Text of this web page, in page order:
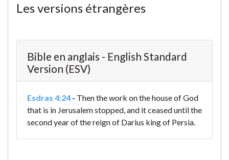
Les versions étrangères
Bible en anglais - English Standard
Version (ESV)
Esdras 4:24 - Then the work on the house of God
that is in Jerusalem stopped, and it ceased until the
second year of the reign of Darius king of Persia.